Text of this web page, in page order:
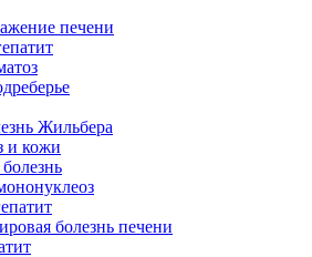
печени
Жильбера
и кожи
болезнь печени